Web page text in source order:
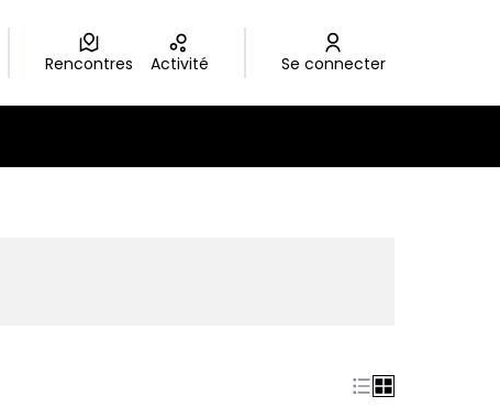
Rencontres Activité Se connecter